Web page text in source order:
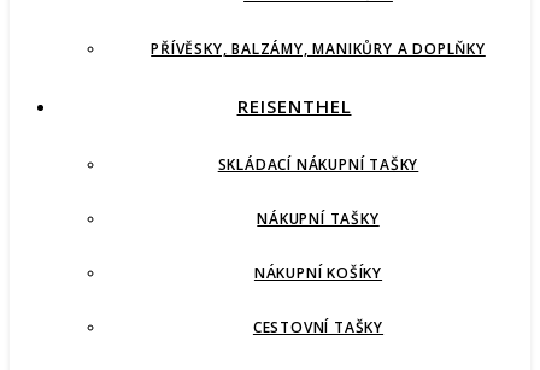
PŘÍVĚSKY, BALZÁMY, MANIKŮRY A DOPLŇKY
REISENTHEL
SKLÁDACÍ NÁKUPNÍ TAŠKY
NÁKUPNÍ TAŠKY
NÁKUPNÍ KOŠÍKY
CESTOVNÍ TAŠKY